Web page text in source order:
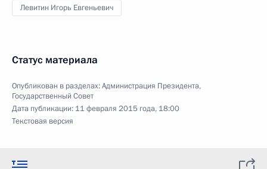
Левитин Игорь Евгеньевич
Статус материала
Опубликован в разделах:Администрация Президента,
Государственный Совет
Дата публикации: 11 февраля 2015 года, 18:00
Текстовая версия